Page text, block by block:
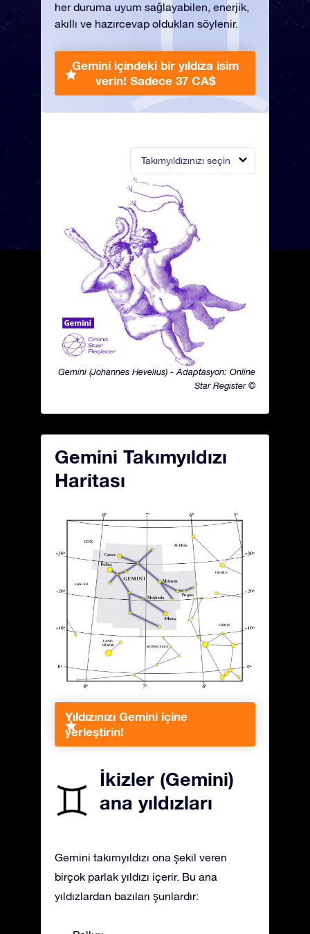
Takımyıldızınızı seçin
Gemini (Johannes Hevelius) - Adaptasyon: Online
Star Register ©
her duruma uyum sağlayabilen, enerjik,
akıllı ve hazırcevap oldukları söylenir.
Gemini içindeki bir yıldıza isim
verin! Sadece 37 CA$
Gemini Takımyıldızı
Haritası
Yıldızınızı Gemini içine
yerleştirin!
İkizler (Gemini)
ana yıldızları
Gemini takımyıldızı ona şekil veren
birçok parlak yıldızı içerir. Bu ana
yıldızlardan bazıları şunlardır: